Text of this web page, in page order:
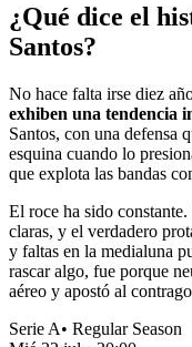
¿Qué dice el
Santos?
No hace falta irse diez
exhiben una tendencia
Santos, con una defensa
esquina cuando lo
que explota las bandas
El roce ha sido
claras, y el verdadero
y faltas en la medialuna
rascar algo, fue porque
aéreo y apostó al
Serie A• Regular Season